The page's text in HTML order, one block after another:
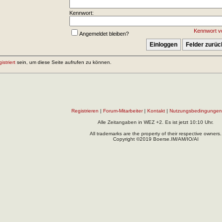
Kennwort:
Kennwort
Angemeldet bleiben?
sein, um diese Seite aufrufen zu können.
Registrieren Forum-Mitarbeiter| Kontakt Nutzungsbedingungen
Alle Zeitangaben in WEZ +2. Es ist jetzt 10:10 Uhr.
All trademarks are the property of their respective owners.
Copyright ©2019 Boerse.IM/AM/IO/AI